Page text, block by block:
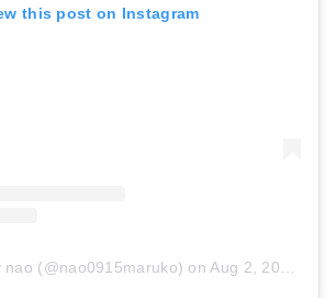
this post on Instagram
nao (@nao0915maruko) on Aug 2, 2018 at 6:29am PDT